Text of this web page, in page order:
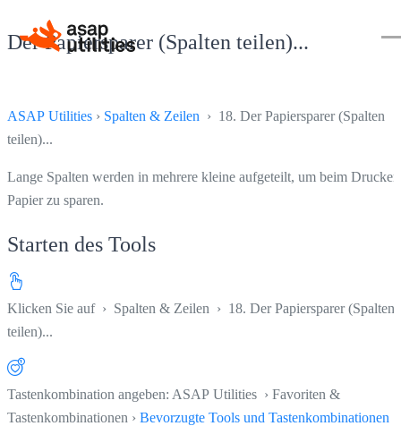
Der Papiersparer (Spalten teilen)...
ASAP Utilities › Spalten & Zeilen › 18. Der Papiersparer (Spalten
teilen)...
Lange Spalten werden in mehrere kleine aufgeteilt, um beim Drucken
Papier zu sparen.
Starten des Tools
Klicken Sie auf › Spalten & Zeilen › 18. Der Papiersparer (Spalten
teilen)...
Tastenkombination angeben: ASAP Utilities › Favoriten &
Tastenkombinationen › Bevorzugte Tools und Tastenkombinationen